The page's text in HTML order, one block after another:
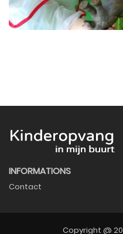
INFORMATIONS
Contact
Copyright @